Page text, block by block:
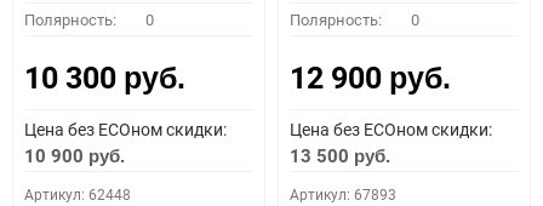
Полярность: 0
10 300 руб.
Цена без ECOном скидки:
10 900 руб.
Артикул: 62448
Полярность: 0
12 900 руб.
Цена без ECOном скидки:
13 500 руб.
Артикул: 67893